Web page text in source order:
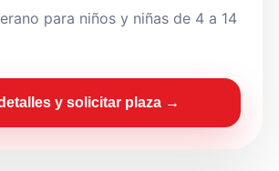
para niños y niñas de 4 a 14
y solicitar plaza →